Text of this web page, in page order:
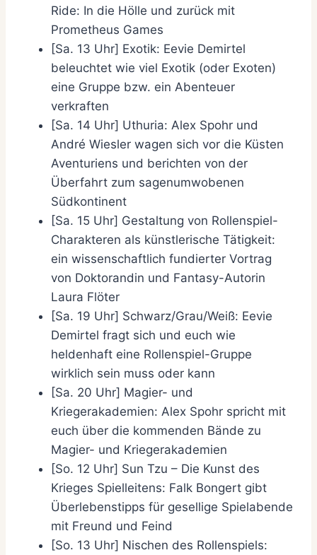
Ride: In die Hölle und zurück mit
Prometheus Games
[Sa. 13 Uhr] Exotik: Eevie Demirtel
beleuchtet wie viel Exotik (oder Exoten)
eine Gruppe bzw. ein Abenteuer
verkraften
[Sa. 14 Uhr] Uthuria: Alex Spohr und
André Wiesler wagen sich vor die Küsten
Aventuriens und berichten von der
Überfahrt zum sagenumwobenen
Südkontinent
[Sa. 15 Uhr] Gestaltung von Rollenspiel-
Charakteren als künstlerische Tätigkeit:
ein wissenschaftlich fundierter Vortrag
von Doktorandin und Fantasy-Autorin
Laura Flöter
[Sa. 19 Uhr] Schwarz/Grau/Weiß: Eevie
Demirtel fragt sich und euch wie
heldenhaft eine Rollenspiel-Gruppe
wirklich sein muss oder kann
[Sa. 20 Uhr] Magier- und
Kriegerakademien: Alex Spohr spricht mit
euch über die kommenden Bände zu
Magier- und Kriegerakademien
[So. 12 Uhr] Sun Tzu – Die Kunst des
Krieges Spielleitens: Falk Bongert gibt
Überlebenstipps für gesellige Spielabende
mit Freund und Feind
[So. 13 Uhr] Nischen des Rollenspiels: